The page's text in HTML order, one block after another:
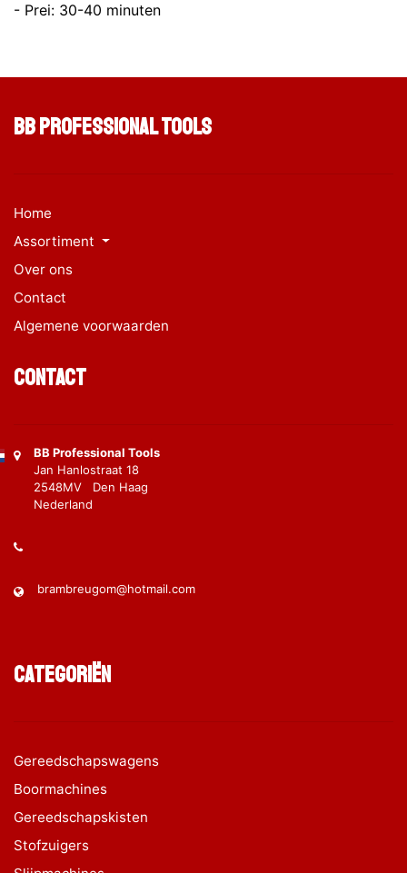
- Prei: 30-40 minuten
BB Professional Tools
Home
Assortiment
Over ons
Contact
Algemene voorwaarden
Contact
BB Professional Tools
Jan Hanlostraat 18
2548MV Den Haag
Nederland
brambreugom@hotmail.com
Categoriën
Gereedschapswagens
Boormachines
Gereedschapskisten
Stofzuigers